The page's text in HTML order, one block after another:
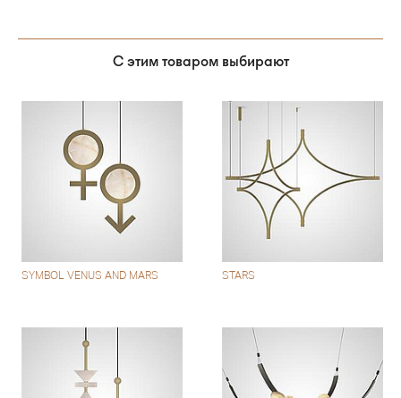
С этим товаром выбирают
SYMBOL VENUS AND MARS STARS